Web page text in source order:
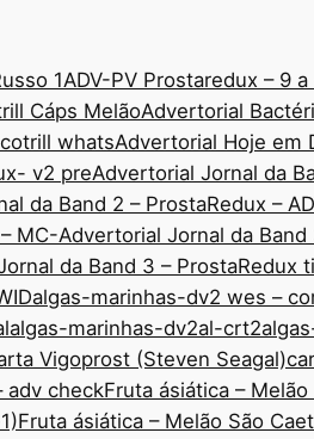
1ADV-PV Prostaredux – 9
Cáps MelãoAdvertorial
whatsAdvertorial Hoje em
v2 preAdvertorial Jornal da
da Band 2 – ProstaRedux –
MC-Advertorial Jornal da Band
da Band 3 – ProstaRedux
algas-marinhas-dv2 wes –
algas-marinhas-dv2al-crt2
Vigoprost (Steven Seagal)
adv checkFruta ásiática –
Fruta ásiática – Melão São